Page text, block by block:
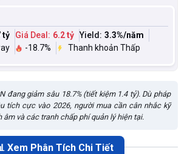
tỷ Giá Deal: 6.2 tỷ Yield: 3.3%/năm
-18.7% Thanh khoản Thấp
đang giảm sâu 18.7% (tiết kiệm 1.4 tỷ). Dù pháp
tích cực vào 2026, người mua cần cân nhắc kỹ
âm và các tranh chấp phí quản lý hiện tại.
Xem Phân Tích Chi Tiết